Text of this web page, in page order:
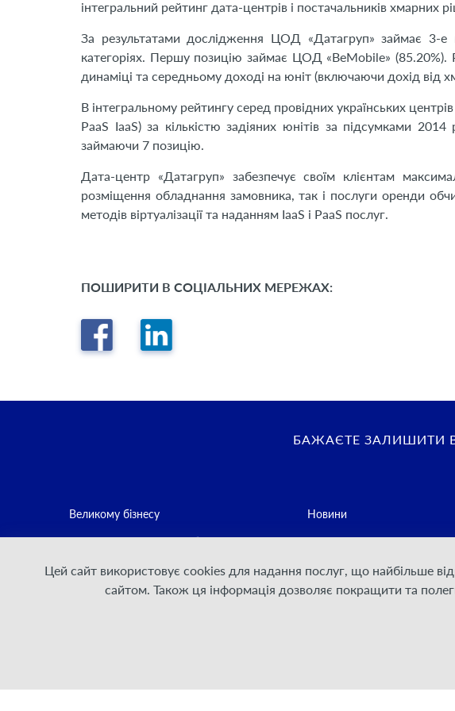
інтегральний рейтинг дата-центрів і постачальників хмарних
За результатами дослідження ЦОД «Датагруп» займає 3-
категоріях. Першу позицію займає ЦОД «BeMobile» (85.20%).
динаміці та середньому доході на юніт (включаючи дохід від
В інтегральному рейтингу серед провідних українських
PaaS IaaS) за кількістю задіяних юнітів за підсумками
займаючи 7 позицію.
Дата-центр «Датагруп» забезпечує своїм клієнтам
розміщення обладнання замовника, так і послуги оренди
методів віртуалізації та наданням IaaS і PaaS послуг.
ПОШИРИТИ В СОЦІАЛЬНИХ МЕРЕЖАХ:
БАЖАЄТЕ ЗАЛИШИТИ
Великому бізнесу
Постачальникам послуг зв'язку
Для Дому
Новини
Політика конфіденційності
Умови надання послуг
Цей сайт використовує cookies для надання послуг, що найбільше
сайтом. Також ця інформація дозволяє покращити та